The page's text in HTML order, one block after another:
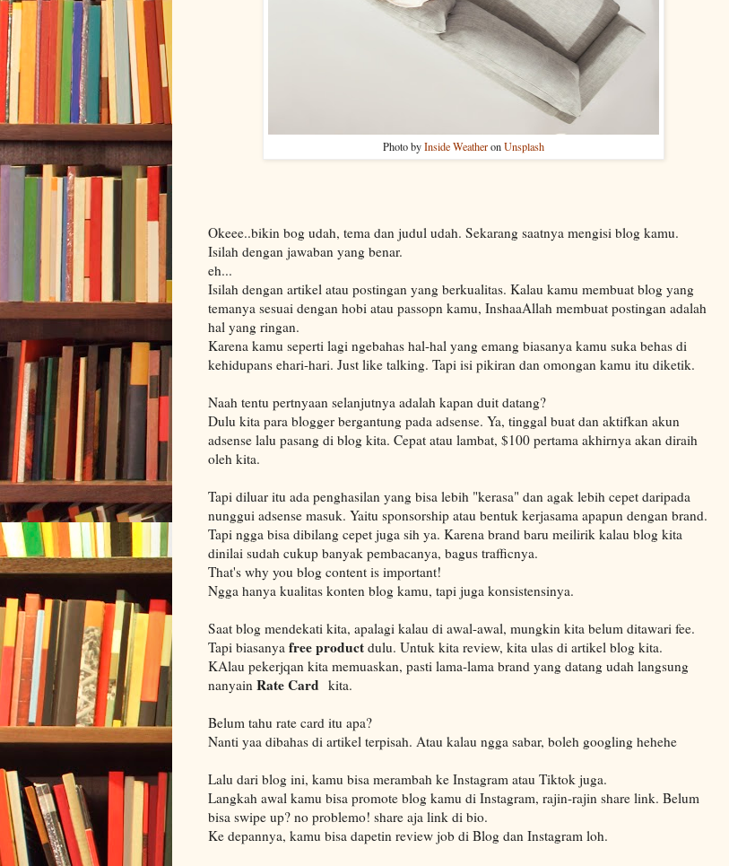
Photo byInside WeatheronUnsplash
Okeee..bikin bog udah, tema dan judul udah. Sekarang saatnya mengisi blog kamu.
Isilah dengan jawaban yang benar.
eh...
Isilah dengan artikel atau postingan yang berkualitas. Kalau kamu membuat blog yang
temanya sesuai dengan hobi atau passopn kamu, InshaaAllah membuat postingan adalah
hal yang ringan.
Karena kamu seperti lagi ngebahas hal-hal yang emang biasanya kamu suka behas di
kehidupans ehari-hari. Just like talking. Tapi isi pikiran dan omongan kamu itu diketik.
Naah tentu pertnyaan selanjutnya adalah kapan duit datang?
Dulu kita para blogger bergantung pada adsense. Ya, tinggal buat dan aktifkan akun
adsense lalu pasang di blog kita. Cepat atau lambat, $100 pertama akhirnya akan diraih
oleh kita.
Tapi diluar itu ada penghasilan yang bisa lebih "kerasa" dan agak lebih cepet daripada
nunggui adsense masuk. Yaitu sponsorship atau bentuk kerjasama apapun dengan brand.
Tapi ngga bisa dibilang cepet juga sih ya. Karena brand baru meilirik kalau blog kita
dinilai sudah cukup banyak pembacanya, bagus trafficnya.
That's why you blog content is important!
Ngga hanya kualitas konten blog kamu, tapi juga konsistensinya.
Saat blog mendekati kita, apalagi kalau di awal-awal, mungkin kita belum ditawari fee.
Tapi biasanya free product dulu. Untuk kita review, kita ulas di artikel blog kita.
KAlau pekerjqan kita memuaskan, pasti lama-lama brand yang datang udah langsung
nanyain Rate Card kita.
Belum tahu rate card itu apa?
Nanti yaa dibahas di artikel terpisah. Atau kalau ngga sabar, boleh googling hehehe
Lalu dari blog ini, kamu bisa merambah ke Instagram atau Tiktok juga.
Langkah awal kamu bisa promote blog kamu di Instagram, rajin-rajin share link. Belum
bisa swipe up? no problemo! share aja link di bio.
Ke depannya, kamu bisa dapetin review job di Blog dan Instagram loh.